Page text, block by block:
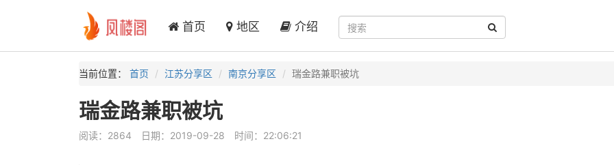
首页 地区 介绍
当前位置： 首页 江苏分享区 南京分享区 瑞金路兼职被坑
瑞金路兼职被坑
阅读：2864 日期：2019-09-28 时间：22:06:21